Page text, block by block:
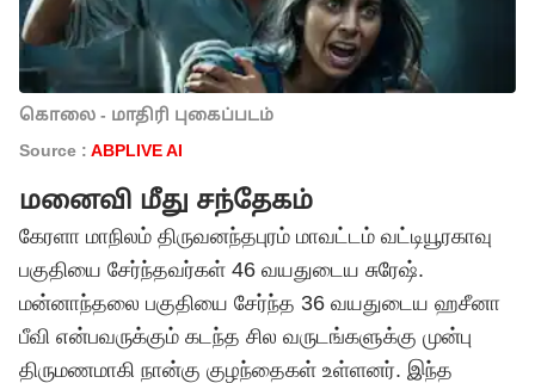
கொலை - மாதிரி புகைப்படம்
Source : ABPLIVE AI
மனைவி மீது சந்தேகம்
கேரளா மாநிலம் திருவனந்தபுரம் மாவட்டம் வட்டியூரகாவு
பகுதியை சேர்ந்தவர்கள் 46 வயதுடைய சுரேஷ்.
மன்னாந்தலை பகுதியை சேர்ந்த 36 வயதுடைய ஹசீனா
பீவி என்பவருக்கும் கடந்த சில வருடங்களுக்கு முன்பு
திருமணமாகி நான்கு குழந்தைகள் உள்ளனர். இந்த